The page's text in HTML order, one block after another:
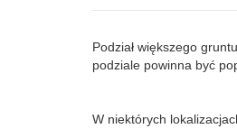
Podział większego
podziale powinna być
W niektórych